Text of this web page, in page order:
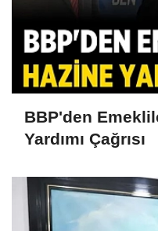
BBP'den
Yardımı Çağrısı